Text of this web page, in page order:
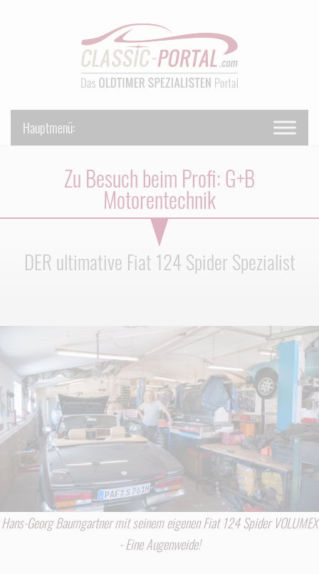
Zu Besuch beim Profi: G+B
Motorentechnik
DER ultimative Fiat 124 Spider Spezialist
Hans-Georg Baumgartner mit seinem eigenen Fiat 124 Spider VOLUMEX
- Eine Augenweide!